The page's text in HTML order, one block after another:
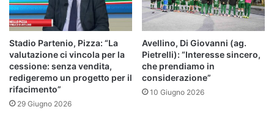
Stadio Partenio, Pizza: “La
valutazione ci vincola per la
cessione: senza vendita,
redigeremo un progetto per il
rifacimento”
29 Giugno 2026
Avellino, Di Giovanni (ag.
Pietrelli): “Interesse sincero,
che prendiamo in
considerazione”
10 Giugno 2026